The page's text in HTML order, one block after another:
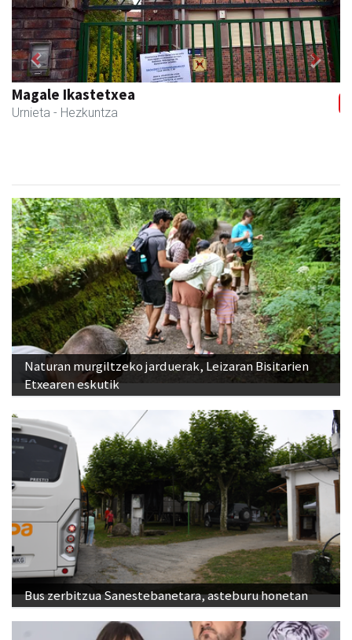
Magale Ikastetxea
Urnieta - Hezkuntza
Previous Next
Naturan murgiltzeko jarduerak, Leizaran Bisitarien
Etxearen eskutik
Bus zerbitzua Sanestebanetara, asteburu honetan